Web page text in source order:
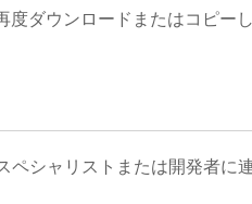
度ダウンロードまたはコピー
ペシャリストまたは開発者に